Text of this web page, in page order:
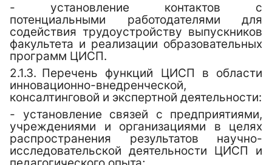
- установление контактов с
потенциальными работодателями для
содействия трудоустройству выпускников
факультета и реализации образовательных
программ ЦИСП.
2.1.3. Перечень функций ЦИСП в области
инновационно-внедренческой,
консалтинговой и экспертной деятельности:
- установление связей с предприятиями,
учреждениями и организациями в целях
распространения результатов научно-
исследовательской деятельности ЦИСП и